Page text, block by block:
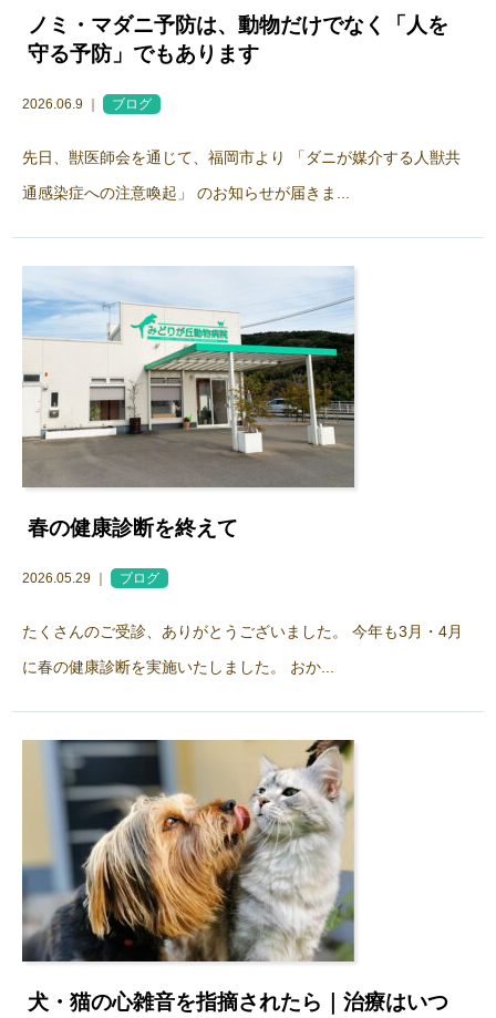
ノミ・マダニ予防は、動物だけでなく「人を
守る予防」でもあります
2026.06.9 ｜ ブログ
先日、獣医師会を通じて、福岡市より 「ダニが媒介する人獣共
通感染症への注意喚起」 のお知らせが届きま...
春の健康診断を終えて
2026.05.29 ｜ ブログ
たくさんのご受診、ありがとうございました。 今年も3月・4月
に春の健康診断を実施いたしました。 おか...
犬・猫の心雑音を指摘されたら｜治療はいつ